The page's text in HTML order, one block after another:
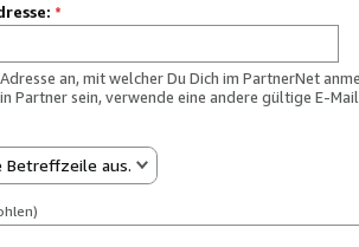
*
an, mit welcher Du Dich im PartnerNet
Partner sein, verwende eine andere gültige E-
Betreffzeile aus.